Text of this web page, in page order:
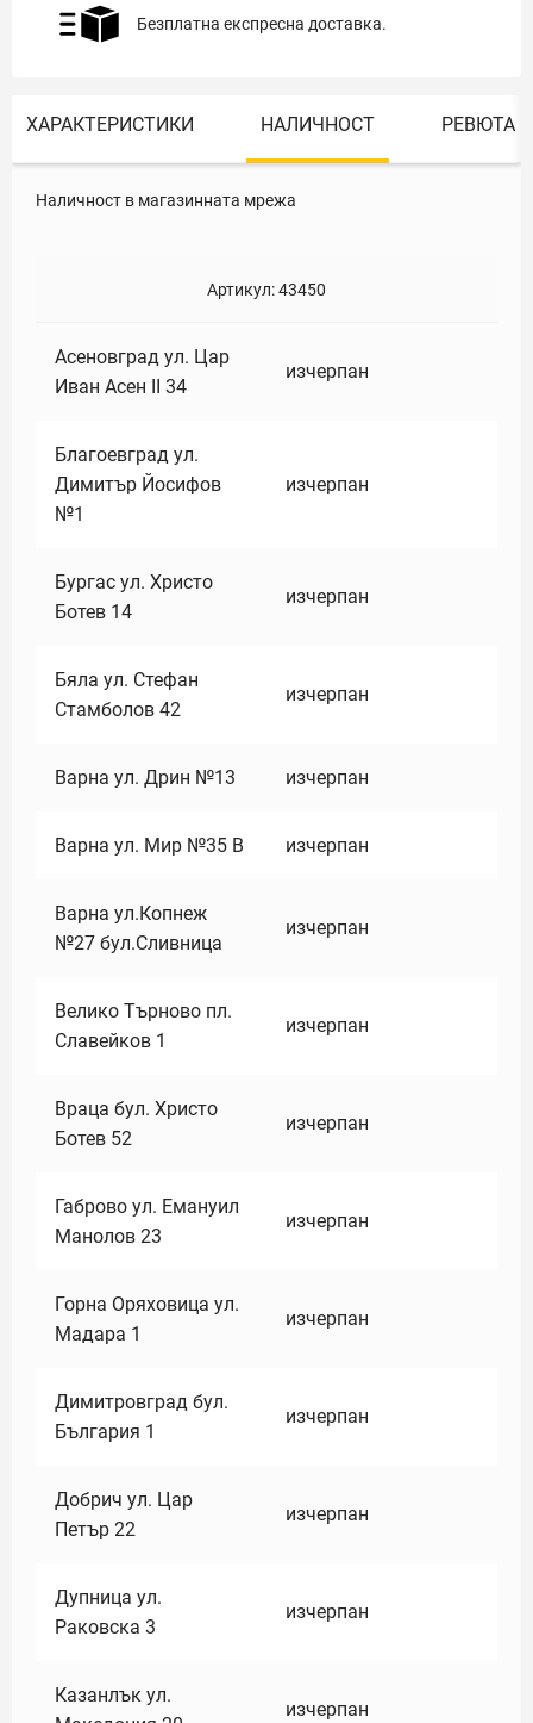
Безплатна експресна доставка.
ХАРАКТЕРИСТИКИ НАЛИЧНОСТ РЕВЮТА
Наличност в магазинната мрежа
Артикул:43450
Асеновград ул. Цар
Иван Асен II 34
изчерпан
Благоевград ул.
Димитър Йосифов
№1
изчерпан
Бургас ул. Христо
Ботев 14
изчерпан
Бяла ул. Стефан
Стамболов 42
изчерпан
Варна ул. Дрин №13 изчерпан
Варна ул. Мир №35 В изчерпан
Варна ул.Копнеж
№27 бул.Сливница
изчерпан
Велико Търново пл.
Славейков 1
изчерпан
Враца бул. Христо
Ботев 52
изчерпан
Габрово ул. Емануил
Манолов 23
изчерпан
Горна Оряховица ул.
Мадара 1
изчерпан
Димитровград бул.
България 1
изчерпан
Добрич ул. Цар
Петър 22
изчерпан
Дупница ул.
Раковска 3
изчерпан
Казанлък ул.
изчерпан